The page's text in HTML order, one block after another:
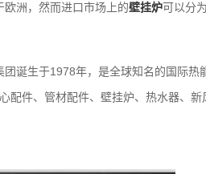
欧洲，然而进口市场上的壁挂炉可以分
诞生于1978年，是全球知名的国际热
件、管材配件、壁挂炉、热水器、